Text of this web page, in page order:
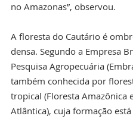
no Amazonas”, observou.
A floresta do Cautário é
densa. Segundo a Empresa
Pesquisa Agropecuária
também conhecida por
tropical (Floresta Amazônica
Atlântica), cuja formação está